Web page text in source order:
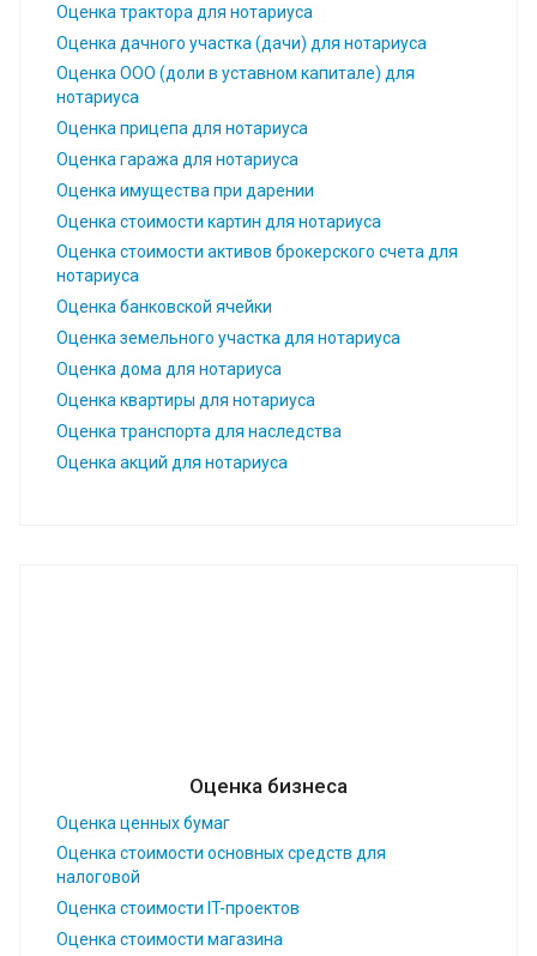
Оценка трактора для нотариуса
Оценка дачного участка (дачи) для нотариуса
Оценка ООО (доли в уставном капитале) для
нотариуса
Оценка прицепа для нотариуса
Оценка гаража для нотариуса
Оценка имущества при дарении
Оценка стоимости картин для нотариуса
Оценка стоимости активов брокерского счета для
нотариуса
Оценка банковской ячейки
Оценка земельного участка для нотариуса
Оценка дома для нотариуса
Оценка квартиры для нотариуса
Оценка транспорта для наследства
Оценка акций для нотариуса
Оценка бизнеса
Оценка ценных бумаг
Оценка стоимости основных средств для
налоговой
Оценка стоимости IT-проектов
Оценка стоимости магазина